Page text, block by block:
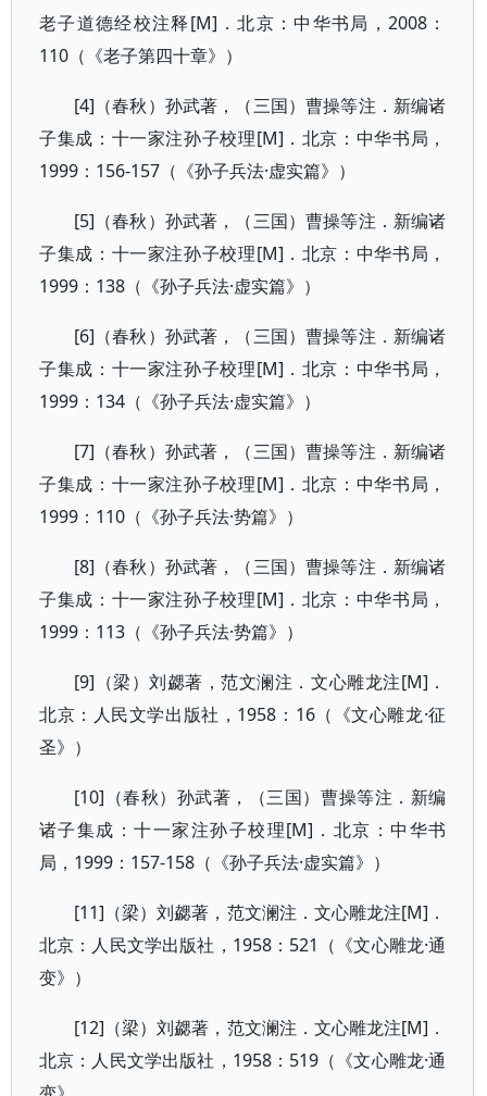
老子道德经校注释[M]．北京：中华书局，2008：
110（《老子第四十章》）
[4]（春秋）孙武著，（三国）曹操等注．新编诸
子集成：十一家注孙子校理[M]．北京：中华书局，
1999：156-157（《孙子兵法·虚实篇》）
[5]（春秋）孙武著，（三国）曹操等注．新编诸
子集成：十一家注孙子校理[M]．北京：中华书局，
1999：138（《孙子兵法·虚实篇》）
[6]（春秋）孙武著，（三国）曹操等注．新编诸
子集成：十一家注孙子校理[M]．北京：中华书局，
1999：134（《孙子兵法·虚实篇》）
[7]（春秋）孙武著，（三国）曹操等注．新编诸
子集成：十一家注孙子校理[M]．北京：中华书局，
1999：110（《孙子兵法·势篇》）
[8]（春秋）孙武著，（三国）曹操等注．新编诸
子集成：十一家注孙子校理[M]．北京：中华书局，
1999：113（《孙子兵法·势篇》）
[9]（梁）刘勰著，范文澜注．文心雕龙注[M]．
北京：人民文学出版社，1958：16（《文心雕龙·征
圣》）
[10]（春秋）孙武著，（三国）曹操等注．新编
诸子集成：十一家注孙子校理[M]．北京：中华书
局，1999：157-158（《孙子兵法·虚实篇》）
[11]（梁）刘勰著，范文澜注．文心雕龙注[M]．
北京：人民文学出版社，1958：521（《文心雕龙·通
变》）
[12]（梁）刘勰著，范文澜注．文心雕龙注[M]．
北京：人民文学出版社，1958：519（《文心雕龙·通